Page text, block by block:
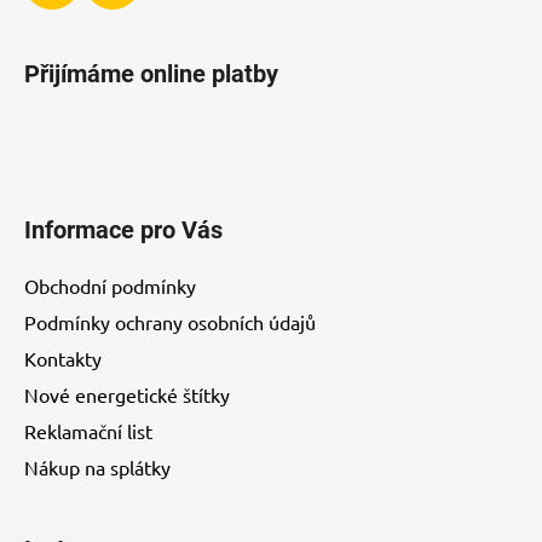
Přijímáme online platby
Informace pro Vás
Obchodní podmínky
Podmínky ochrany osobních údajů
Kontakty
Nové energetické štítky
Reklamační list
Nákup na splátky